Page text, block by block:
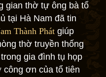
gian thờ tự ông bà tổ
tại Hà Nam đã tin
Thành Phát giúp
thờ truyền thống
gia đình tụ họp
ơn của tổ tiên